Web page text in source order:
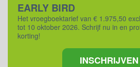
EARLY BIRD
Het vroegboektarief van € 1.975,50
tot 10 oktober 2026. Schrijf nu in en
korting!
INSCHRIJVEN